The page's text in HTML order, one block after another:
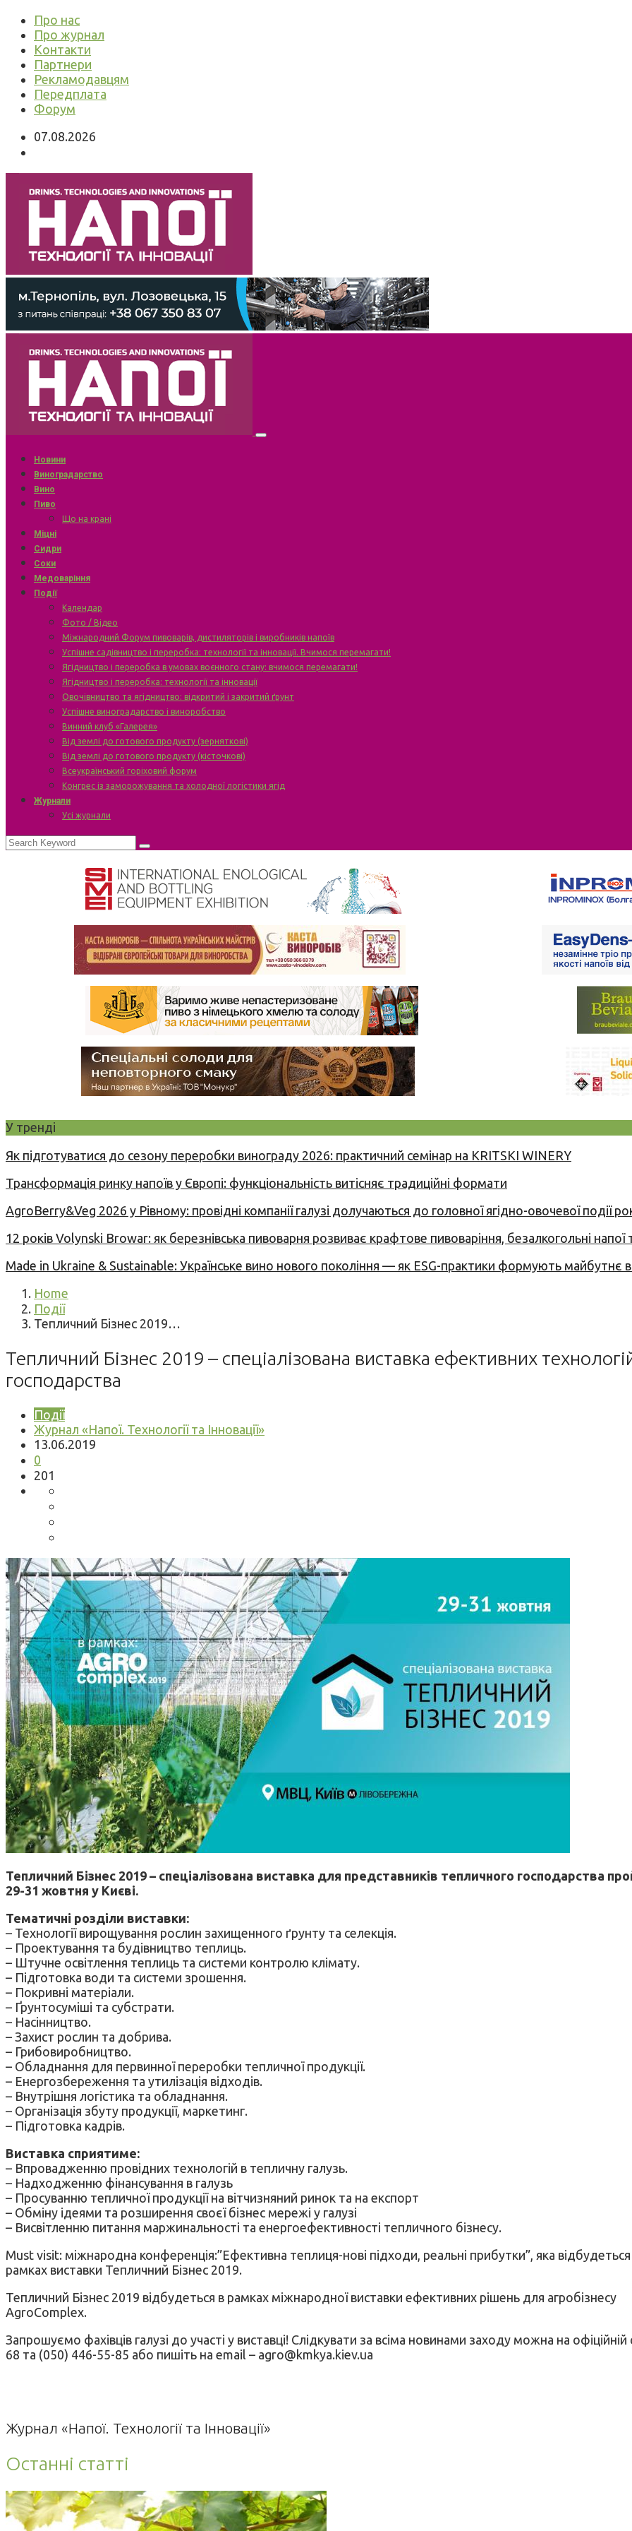
Про нас
Про журнал
Контакти
Партнери
Рекламодавцям
Передплата
Форум
07.08.2026
Новини
Виноградарство
Вино
Пиво
Що на крані
Міцні
Сидри
Соки
Медоваріння
Події
Календар
Фото / Відео
Міжнародний Форум пивоварів, дистиляторів і виробників напоїв
Успішне садівництво і переробка: технології та інновації. Вчимося перемагати!
Ягідництво і переробка в умовах воєнного стану: вчимося перемагати!
Ягідництво і переробка: технології та інновації
Овочівництво та ягідництво: відкритий і закритий ґрунт
Успішне виноградарство і виноробство
Винний клуб «Галерея»
Від землі до готового продукту (зерняткові)
Від землі до готового продукту (кісточкові)
Всеукраїнський горіховий форум
Конгрес із заморожування та холодної логістики ягід
Журнали
Усі журнали
У тренді
Як підготуватися до сезону переробки винограду 2026: практичний семінар на KRITSKI WINERY
Трансформація ринку напоїв у Європі: функціональність витісняє традиційні формати
AgroBerry&Veg 2026 у Рівному: провідні компанії галузі долучаються до головної ягідно-овочевої події
12 років Volynski Browar: як березнівська пивоварня розвиває крафтове пивоваріння, безалкогольні напої
Made in Ukraine & Sustainable: Українське вино нового покоління — як ESG-практики формують майбутнє
Home
Події
Тепличний Бізнес 2019…
Тепличний Бізнес 2019 – спеціалізована виставка ефективних
господарства
Події
Журнал «Напої. Технології та Інновації»
13.06.2019
0
201
Тепличний Бізнес 2019 – спеціалізована виставка для представників тепличного господарства
29-31 жовтня у Києві.
Тематичні розділи виставки:
– Технології вирощування рослин захищенного ґрунту та селекція.
– Проектування та будівництво теплиць.
– Штучне освітлення теплиць та системи контролю клімату.
– Підготовка води та системи зрошення.
– Покривні матеріали.
– Ґрунтосуміші та субстрати.
– Насінництво.
– Захист рослин та добрива.
– Грибовиробництво.
– Обладнання для первинної переробки тепличної продукції.
– Енергозбереження та утилізація відходів.
– Внутрішня логістика та обладнання.
– Організація збуту продукції, маркетинг.
– Підготовка кадрів.
Виставка сприятиме:
– Впровадженню провідних технологій в тепличну галузь.
– Надходженню фінансування в галузь
– Просуванню тепличної продукції на вітчизняний ринок та на експорт
– Обміну ідеями та розширення своєї бізнес мережі у галузі
– Висвітленню питання маржинальності та енергоефективності тепличного бізнесу.
Must visit: міжнародна конференція:”Ефективна теплиця-нові підходи, реальні прибутки”, яка
рамках виставки Тепличний Бізнес 2019.
Тепличний Бізнес 2019 відбудеться в рамках міжнародної виставки ефективних рішень для агробізнесу
AgroComplex.
Запрошуємо фахівців галузі до участі у виставці! Слідкувати за всіма новинами заходу можна на
68 та (050) 446-55-85 aбо пишіть на email – agro@kmkya.kiev.ua
Журнал «Напої. Технології та Інновації»
Останні статті